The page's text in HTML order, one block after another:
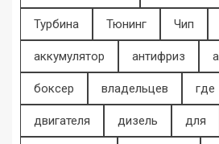
Турбина Тюнинг Чип
аккумулятор антифриз
боксер владельцев где
двигателя дизель для